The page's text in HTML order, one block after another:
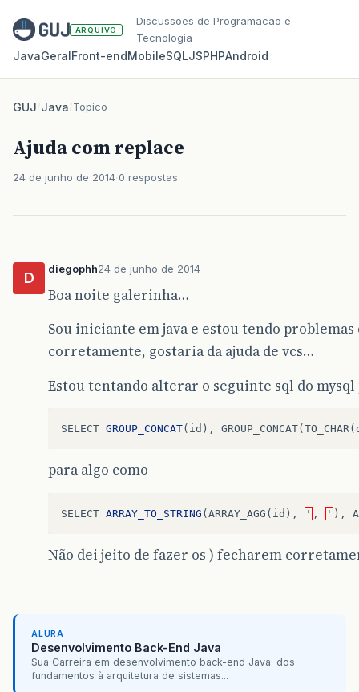
ARQUIVO
Discussoes de Programacao e
Tecnologia
JavaGeralFront‑endMobileSQLJSPHPAndroid
GUJ/Java/Topico
Ajuda com replace
24 de junho de 2014 0 respostas
D
diegophh24 de junho de 2014
Boa noite galerinha…
Sou iniciante em java e estou tendo
corretamente, gostaria da ajuda de vcs…
Estou tentando alterar o seguinte sql do
SELECT GROUP_CONCAT( id ), GROUP_CONCAT( TO_CHAR(
para algo como
SELECT ARRAY_TO_STRING ( ARRAY_AGG ( id ), ' , ' ),
Não dei jeito de fazer os ) fecharem
ALURA
Desenvolvimento Back-End Java
Sua Carreira em desenvolvimento back-end Java: dos
fundamentos à arquitetura de sistemas...